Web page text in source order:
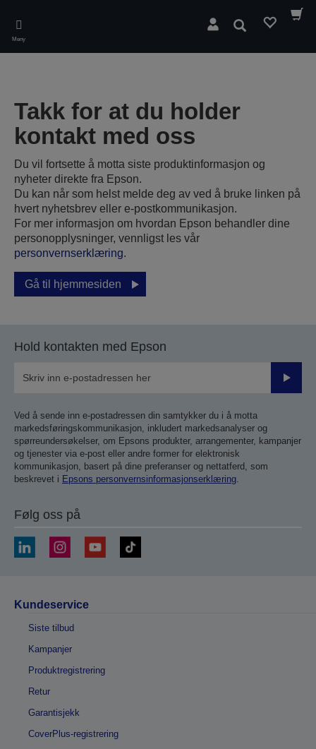
main
content
Meny
Søk
Takk for at du holder
kontakt med oss
Du vil fortsette å motta siste produktinformasjon og
nyheter direkte fra Epson.
Du kan når som helst melde deg av ved å bruke linken på
hvert nyhetsbrev eller e-postkommunikasjon.
For mer informasjon om hvordan Epson behandler dine
personopplysninger, vennligst les vår
personvernserklæring.
Gå til hjemmesiden
Hold kontakten med Epson
Send
Ved å sende inn e-postadressen din samtykker du i å motta
markedsføringskommunikasjon, inkludert markedsanalyser og
spørreundersøkelser, om Epsons produkter, arrangementer, kampanjer
og tjenester via e-post eller andre former for elektronisk
kommunikasjon, basert på dine preferanser og nettatferd, som
beskrevet i Epsons personvernsinformasjonserklæring.
Følg oss på
Kundeservice
Siste tilbud
Kampanjer
Produktregistrering
Retur
Garantisjekk
CoverPlus-registrering